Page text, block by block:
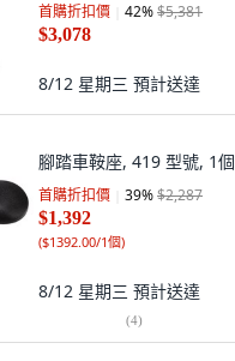
首購折扣價 42%$5,381
$3,078
8/12 星期三 預計送達
腳踏車鞍座, 419 型號, 1個
首購折扣價 39%$2,287
$1,392
($1392.00/1個)
8/12 星期三 預計送達
(4)